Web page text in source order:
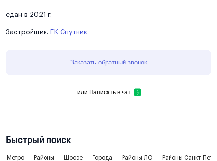
сдан в 2021 г.
Застройщик: ГК Спутник
Заказать обратный звонок
или Написать в чат
Быстрый поиск
Метро Районы Шоссе Города Районы ЛО Районы Санкт-